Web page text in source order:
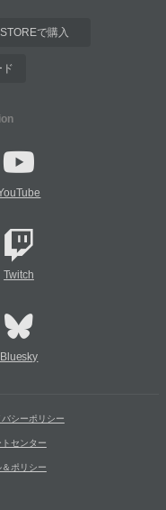
で購入
ド
Twitch
Bluesky
バシーポリシー
センター
＆ポリシー